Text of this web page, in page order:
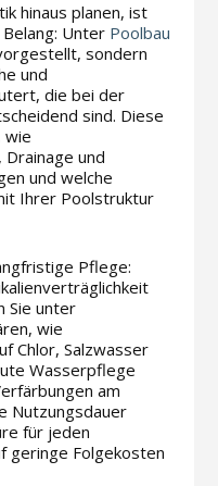
hinaus planen, ist
Unter Poolbau
sondern
und
die bei der
sind. Diese
wie
und
und welche
Ihrer Poolstruktur
Pflege:
Sie unter
wie
Chlor, Salzwasser
Wasserpflege
am
Nutzungsdauer
für jeden
geringe Folgekosten